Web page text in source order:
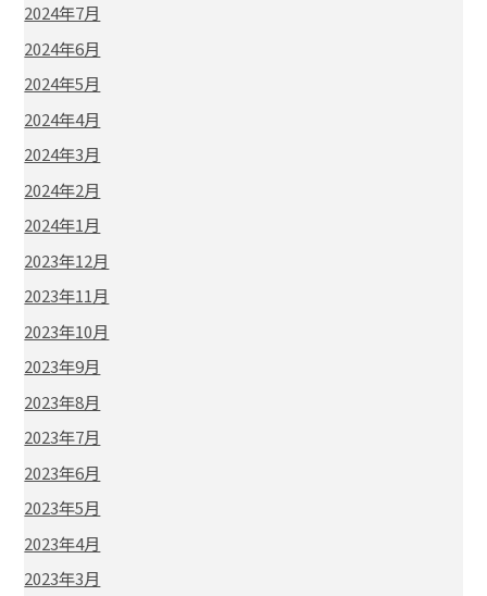
2024年7月
2024年6月
2024年5月
2024年4月
2024年3月
2024年2月
2024年1月
2023年12月
2023年11月
2023年10月
2023年9月
2023年8月
2023年7月
2023年6月
2023年5月
2023年4月
2023年3月